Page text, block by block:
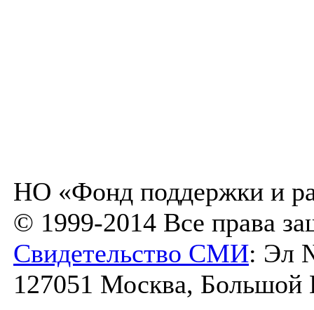
НО «Фонд поддержки и
© 1999-2014 Все права
Свидетельство СМИ: Эл
127051 Москва, Большой